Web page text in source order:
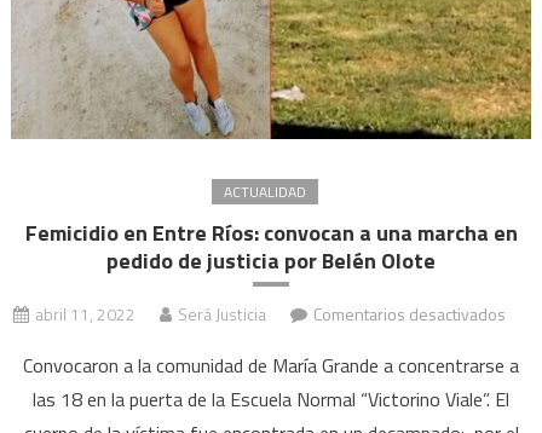
ACTUALIDAD
Femicidio en Entre Ríos: convocan a una marcha en
pedido de justicia por Belén Olote
abril 11, 2022 Será Justicia Comentarios desactivadosen
en
Entre
Convocaron a la comunidad de María Grande a concentrarse a
las 18 en la puerta de la Escuela Normal “Victorino Viale”. El